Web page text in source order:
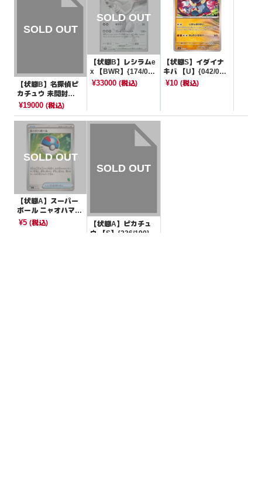
【状態B】名探偵ピ
カチュウ 未開封
【P】{098/SV-P}[そ
¥19000 (税込)
【状態B】レシラムe
x 【BWR】{174/08
6}[SV11W]
¥33000(税込)
【状態S】イダイナ
キバ 【U】{042/07
1}[SV5K]
¥10 (税込)
【状態A】スーパー
ボール ニャオハマー
ク【-】{052/066}[S
¥5 (税込)
【状態A】ピカチュ
ウ 【S】{236/190}[S